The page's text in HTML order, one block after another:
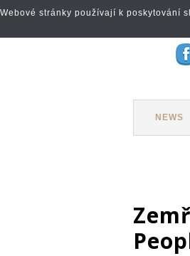
NEWS
Webové stránky používají k poskytování